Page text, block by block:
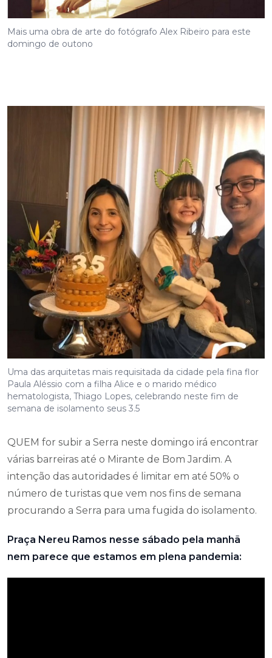
Mais uma obra de arte do fotógrafo Alex Ribeiro para este
domingo de outono
Uma das arquitetas mais requisitada da cidade pela fina flor
Paula Aléssio com a filha Alice e o marido médico
hematologista, Thiago Lopes, celebrando neste fim de
semana de isolamento seus 3.5
QUEM for subir a Serra neste domingo irá encontrar
várias barreiras até o Mirante de Bom Jardim. A
intenção das autoridades é limitar em até 50% o
número de turistas que vem nos fins de semana
procurando a Serra para uma fugida do isolamento.
Praça Nereu Ramos nesse sábado pela manhã
nem parece que estamos em plena pandemia: